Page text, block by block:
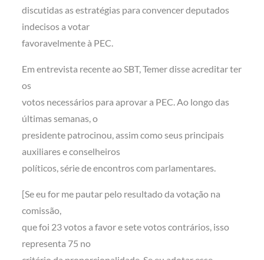
discutidas as estratégias para convencer deputados
indecisos a votar
favoravelmente à PEC.
Em entrevista recente ao SBT, Temer disse acreditar ter
os
votos necessários para aprovar a PEC. Ao longo das
últimas semanas, o
presidente patrocinou, assim como seus principais
auxiliares e conselheiros
políticos, série de encontros com parlamentares.
[Se eu for me pautar pelo resultado da votação na
comissão,
que foi 23 votos a favor e sete votos contrários, isso
representa 75 no